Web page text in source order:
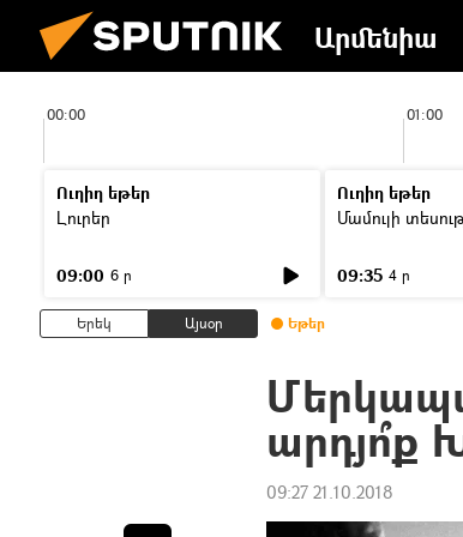
Արմենիա
00:00 01:00
Ուղիղ եթեր
Լուրեր
09:00 6 ր
Ուղիղ եթեր
Մամուլի
09:35 4 ր
Երեկ Այսօր Եթեր
արդյո՞ք
09:27 21.10.2018